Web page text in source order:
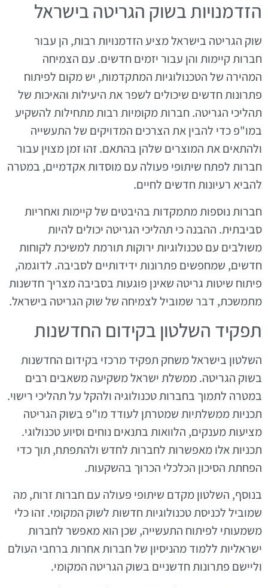
הזדמנויות בשוק הגריטה בישראל
שוק הגריטה בישראל מציע הזדמנויות רבות, הן עבור
חברות קיימות והן עבור יזמים חדשים. עם הצמיחה
המהירה של הטכנולוגיות המתקדמות, יש מקום לפיתוח
פתרונות חדשים שיכולים לשפר את היעילות והאיכות של
תהליכי הגריטה. חברות מקומיות רבות מתחילות להשקיע
במו"פ כדי להבין את הצרכים המדויקים של התעשייה
ולהתאים את המוצרים שלהן בהתאם. זהו זמן מצוין עבור
חברות לפתח שיתופי פעולה עם מוסדות אקדמיים, במטרה
להביא רעיונות חדשים לחיים.
חברות נוספות מתמקדות בהיבטים של קיימות ואחריות
סביבתית. ההבנה כי תהליכי הגריטה יכולים להיות
משולבים עם טכנולוגיות ירוקות תורמת למשיכת לקוחות
חדשים, שמחפשים פתרונות ידידותיים לסביבה. לדוגמה,
פיתוח שיטות גריטה שאינן פוגעות בסביבה מצריך חדשנות
מתמשכת, דבר שמוביל לצמיחה של שוק הגריטה בישראל.
תפקיד השלטון בקידום החדשנות
השלטון בישראל משחק תפקיד מרכזי בקידום החדשנות
בשוק הגריטה. ממשלת ישראל משקיעה משאבים רבים
במטרה לתמוך בחברות טכנולוגיה ולהקל על תהליכי רישוי.
תכניות ממשלתיות שמטרתן לעודד מו"פ בשוק הגריטה
מציעות מענקים, הלוואות בתנאים נוחים וסיוע טכנולוגי.
תכניות אלו מאפשרות לחברות לחדש ולהתפתח, תוך כדי
הפחתת הסיכון הכלכלי הכרוך בהשקעות.
בנוסף, השלטון מקדם שיתופי פעולה עם חברות זרות, מה
שמוביל לכניסת טכנולוגיות חדשות לשוק המקומי. זהו כלי
משמעותי לפיתוח התעשייה, שכן הוא מאפשר לחברות
ישראליות ללמוד מהניסיון של חברות אחרות ברחבי העולם
וליישם פתרונות חדשניים בשוק הגריטה המקומי.